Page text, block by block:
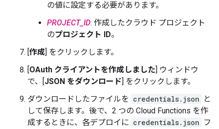
の値に設定する必要があります。
PROJECT_ID: 作成したクラウド プロジェクト
のプロジェクト ID。
作成 ] をクリックします。
OAuth クライアントを作成しました ] ウィンドウ
で、[ JSON をダウンロード ] をクリックします。
ダウンロードしたファイルを credentials.json
と
して保存します。後で、2 つの Cloud Functions を作
成するときに、各デプロイに credentials.json フ